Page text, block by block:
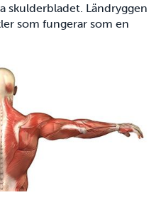
skulderbladet. Ländryggen
som fungerar som en